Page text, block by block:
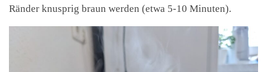
Ränder knusprig braun werden (etwa 5-10 Minuten).